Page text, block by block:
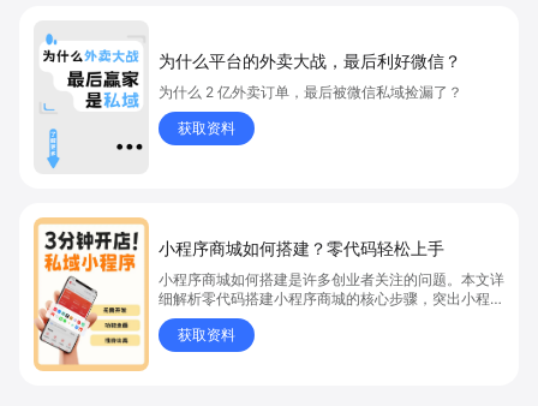
为什么平台的外卖大战，最后利好微信？
为什么 2 亿外卖订单，最后被微信私域捡漏了？
获取资料
小程序商城如何搭建？零代码轻松上手
小程序商城如何搭建是许多创业者关注的问题。本文详
细解析零代码搭建小程序商城的核心步骤，突出小程序
商城、商城搭建与零代码开店优势，帮助你轻松实现商
品上架、全渠道销售及高效会员运营，快速开启线上卖
货新模式。点击获取详细操作指南！
获取资料